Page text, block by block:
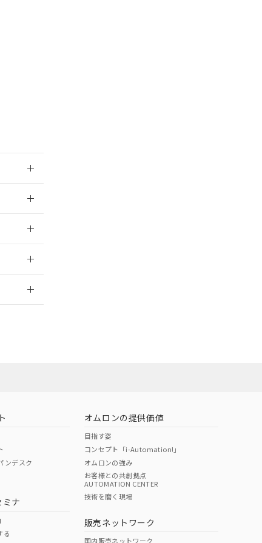
O
うお願いしま
ご登録され
の共同利用者
をご了承くだ
に未対応品が
1月12日よ
い年数を意
ロン制御
ンデスク
ナ
る
オムロンの提供価値
目指す姿
コンセプト「i-Automation!」
オムロンの強み
お客様との共創拠点
AUTOMATION CENTER
技術を磨く現場
販売ネットワーク
国内販売ネットワーク